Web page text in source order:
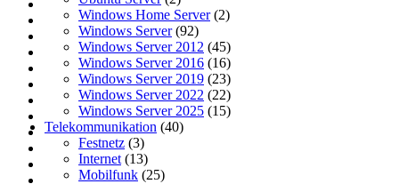
Windows Home Server(2)
Windows Server(92)
Windows Server 2012 (45)
Windows Server 2016 (16)
Windows Server 2019 (23)
Windows Server 2022 (22)
Windows Server 2025 (15)
Telekommunikation (40)
Festnetz (3)
Internet (13)
Mobilfunk (25)